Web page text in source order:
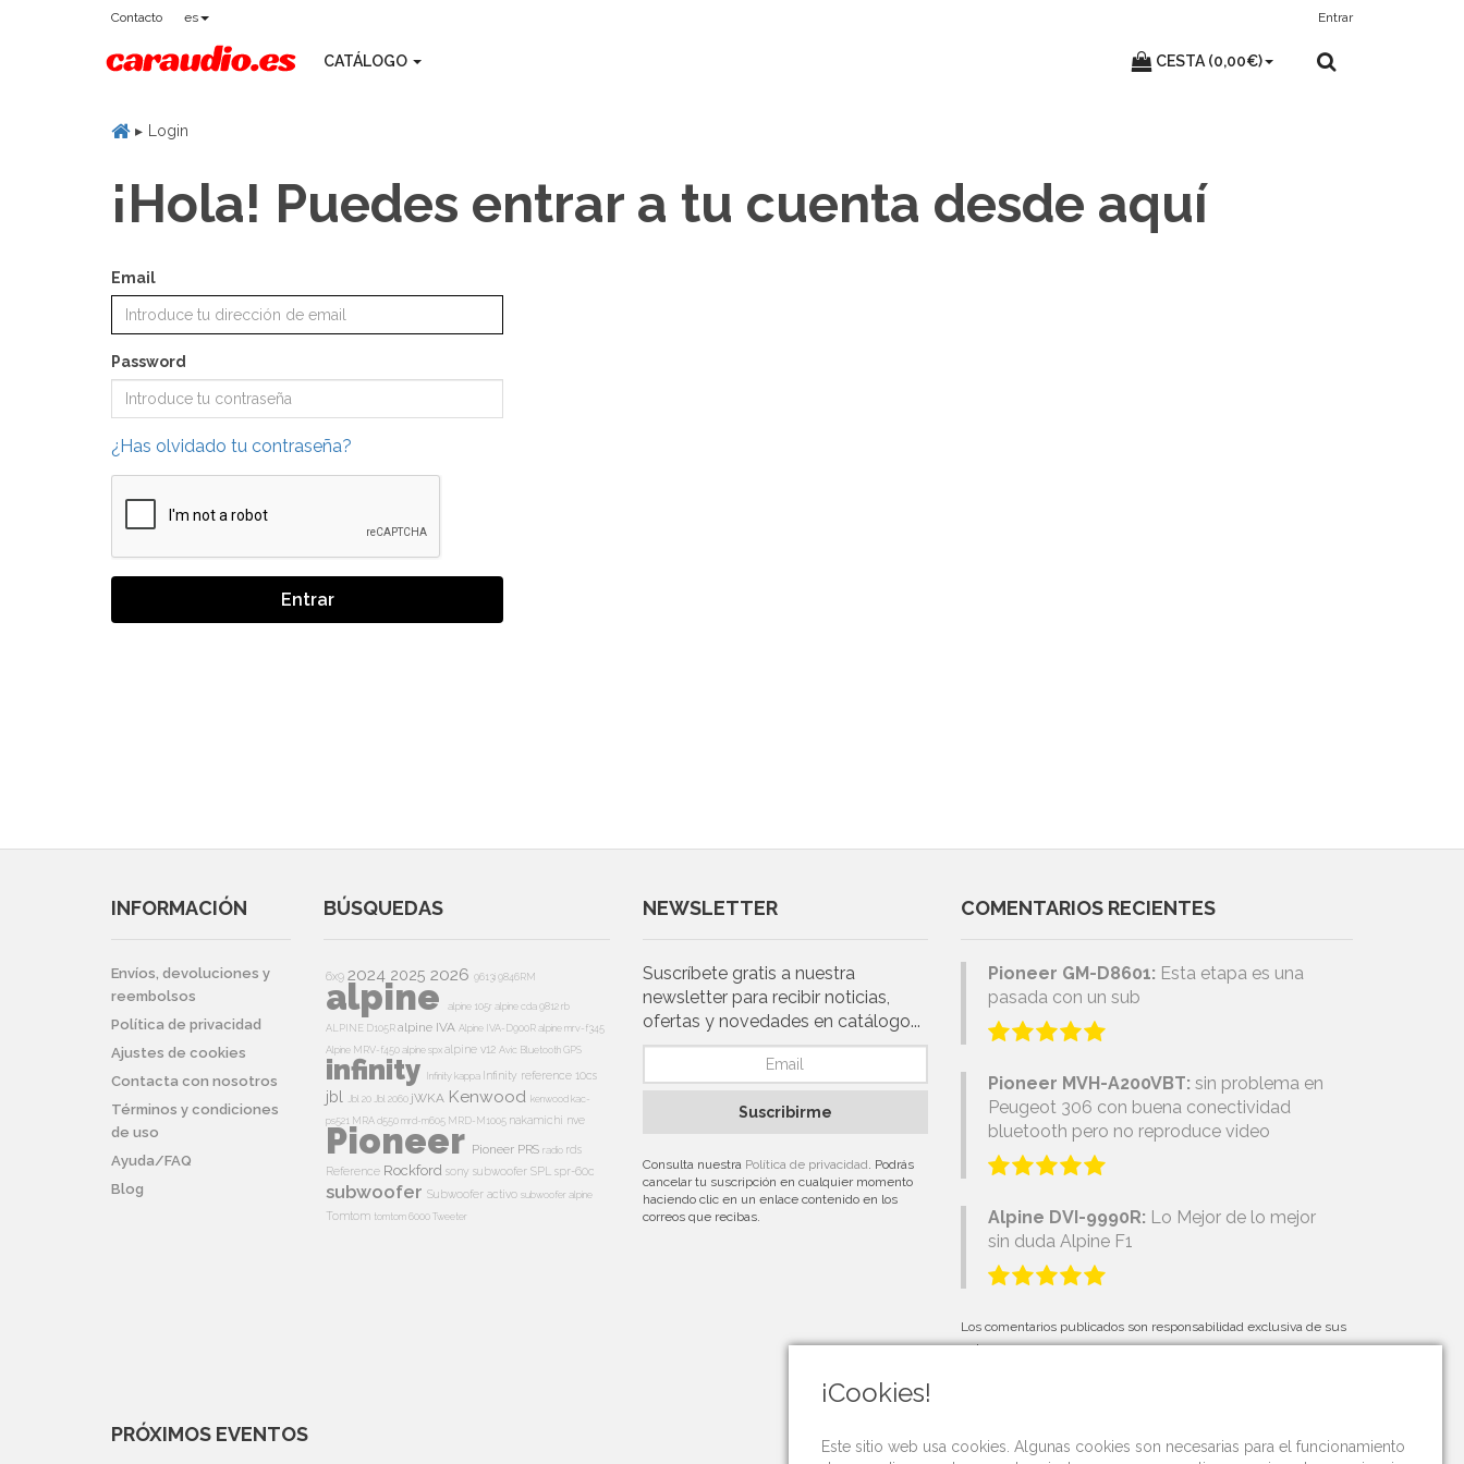
Contacto es Entrar
CATÁLOGO CESTA (0,00€)
Login
¡Hola! Puedes entrar a tu cuenta desde aquí
Email
Password
¿Has olvidado tu contraseña?
Entrar
INFORMACIÓN
Envíos, devoluciones y
reembolsos
Política de privacidad
Ajustes de cookies
Contacta con nosotros
Términos y condiciones
de uso
Ayuda/FAQ
Blog
BÚSQUEDAS
6x9 2024 2025 2026 9613i9846RM
alpine alpine 105r alpine cda 9812 rb
ALPINE D105Ralpine IVA Alpine IVA-D900Ralpine mrv-f345
Alpine MRV-f450alpine spxalpine v12 Avic BluetoothGPS
infinity Infinity kappa Infinity reference 10cs
jbl Jbl 20 Jbl 2060 jWKA Kenwood kenwood kac-
ps521 MRA d550mrd-m605 MRD-M1005 nakamichi nve
Pioneer Pioneer PRS radio rds
Reference Rockford sony subwoofer SPL spr-60c
subwoofer Subwoofer activo subwoofer alpine
Tomtom tomtom 6000Tweeter
NEWSLETTER
Suscríbete gratis a nuestra
newsletter para recibir noticias,
ofertas y novedades en catálogo...
Suscribirme
Consulta nuestra Política de privacidad. Podrás
cancelar tu suscripción en cualquier momento
haciendo clic en un enlace contenido en los
correos que recibas.
COMENTARIOS RECIENTES
Pioneer GM-D8601: Esta etapa es una
pasada con un sub
Pioneer MVH-A200VBT: sin problema en
Peugeot 306 con buena conectividad
bluetooth pero no reproduce video
Alpine DVI-9990R: Lo Mejor de lo mejor
sin duda Alpine F1
Los comentarios publicados son responsabilidad exclusiva de sus
autores.
PRÓXIMOS EVENTOS
¡Cookies!
Este sitio web usa cookies. Algunas cookies son necesarias para el funcionamiento